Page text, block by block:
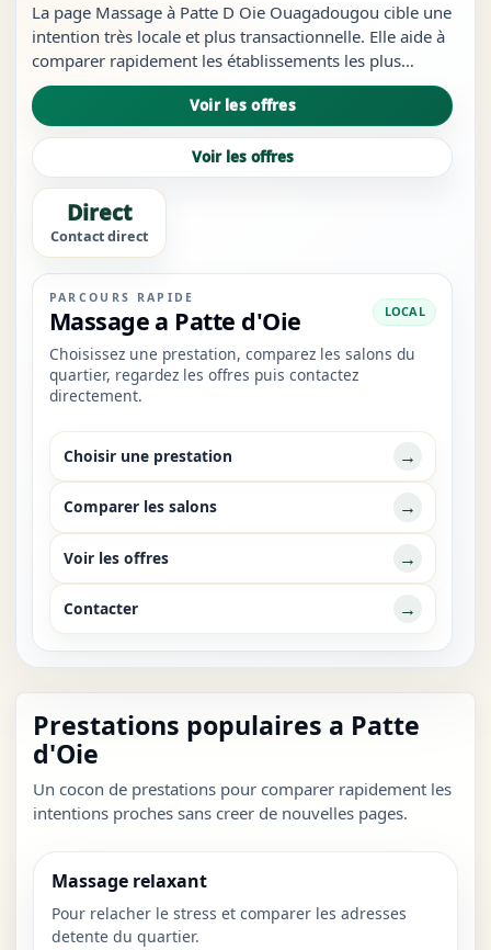
La page Massage à Patte D Oie Ouagadougou cible une
intention très locale et plus transactionnelle. Elle aide à
comparer rapidement les établissements les plus
visibles du quartier, à repérer les services les plus
crédibles et à ouvrir les bons liens sans revenir à des
résultats...
Voir les offres
Voir les offres
Direct
Contact direct
PARCOURS RAPIDE
Massage a Patte d'Oie LOCAL
Choisissez une prestation, comparez les salons du
quartier, regardez les offres puis contactez
directement.
Choisir une prestation →
Comparer les salons →
Voir les offres →
Contacter →
Prestations populaires a Patte
d'Oie
Un cocon de prestations pour comparer rapidement les
intentions proches sans creer de nouvelles pages.
Massage relaxant
Pour relacher le stress et comparer les adresses
detente du quartier.